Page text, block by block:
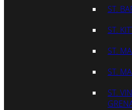
ST.
ST.
ST.
ST.
ST.